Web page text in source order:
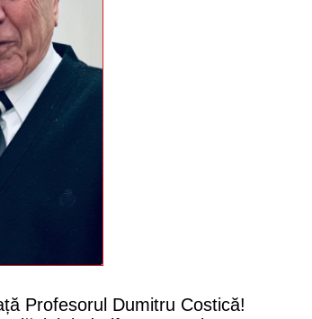
Profesorul Dumitru Costică!